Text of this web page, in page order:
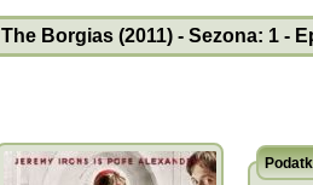
The Borgias (2011) - Sezona: 1 -